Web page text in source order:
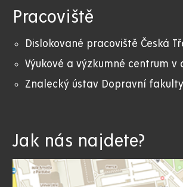
Pracoviště
Dislokované pracoviště Česká
Výukové a výzkumné centrum v
Znalecký ústav Dopravní
Jak nás najdete?